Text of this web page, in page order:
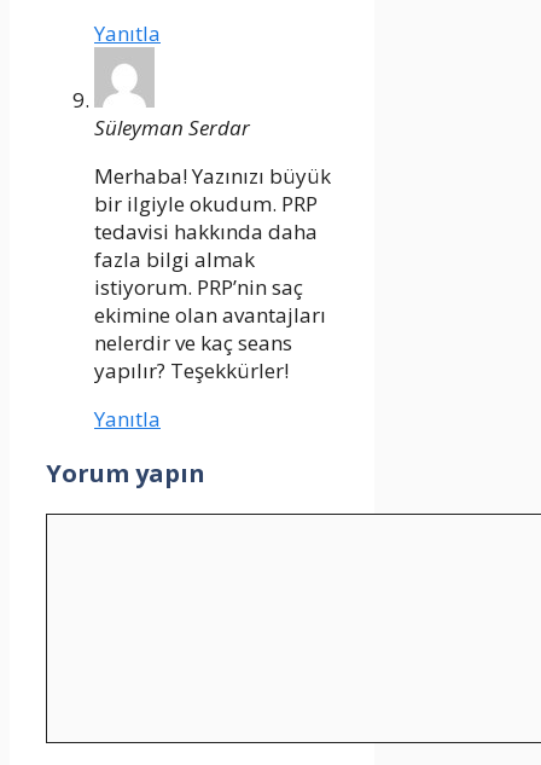
Yanıtla
Süleyman Serdar
Merhaba! Yazınızı büyük
bir ilgiyle okudum. PRP
tedavisi hakkında daha
fazla bilgi almak
istiyorum. PRP’nin saç
ekimine olan avantajları
nelerdir ve kaç seans
yapılır? Teşekkürler!
Yanıtla
Yorum yapın